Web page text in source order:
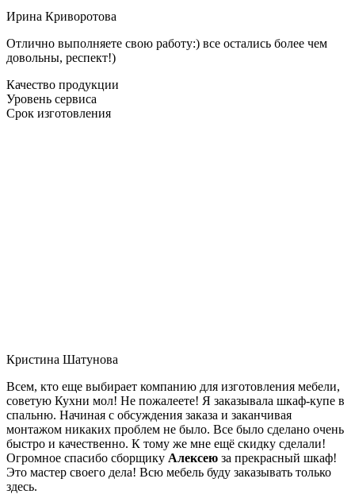
Ирина Криворотова
Отлично выполняете свою работу:) все остались более чем
довольны, респект!)
Качество продукции
Уровень сервиса
Срок изготовления
Кристина Шатунова
Всем, кто еще выбирает компанию для изготовления мебели,
советую Кухни мол! Не пожалеете! Я заказывала шкаф-купе в
спальню. Начиная с обсуждения заказа и заканчивая
монтажом никаких проблем не было. Все было сделано очень
быстро и качественно. К тому же мне ещё скидку сделали!
Огромное спасибо сборщику Алексею за прекрасный шкаф!
Это мастер своего дела! Всю мебель буду заказывать только
здесь.